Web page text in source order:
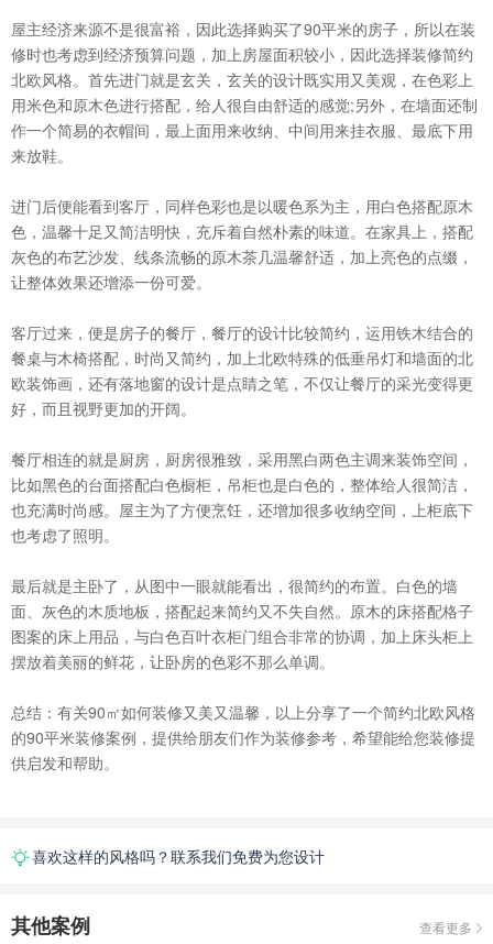
屋主经济来源不是很富裕，因此选择购买了90平米的房子，所以在装
修时也考虑到经济预算问题，加上房屋面积较小，因此选择装修简约
北欧风格。首先进门就是玄关，玄关的设计既实用又美观，在色彩上
用米色和原木色进行搭配，给人很自由舒适的感觉;另外，在墙面还制
作一个简易的衣帽间，最上面用来收纳、中间用来挂衣服、最底下用
来放鞋。
进门后便能看到客厅，同样色彩也是以暖色系为主，用白色搭配原木
色，温馨十足又简洁明快，充斥着自然朴素的味道。在家具上，搭配
灰色的布艺沙发、线条流畅的原木茶几温馨舒适，加上亮色的点缀，
让整体效果还增添一份可爱。
客厅过来，便是房子的餐厅，餐厅的设计比较简约，运用铁木结合的
餐桌与木椅搭配，时尚又简约，加上北欧特殊的低垂吊灯和墙面的北
欧装饰画，还有落地窗的设计是点睛之笔，不仅让餐厅的采光变得更
好，而且视野更加的开阔。
餐厅相连的就是厨房，厨房很雅致，采用黑白两色主调来装饰空间，
比如黑色的台面搭配白色橱柜，吊柜也是白色的，整体给人很简洁，
也充满时尚感。屋主为了方便烹饪，还增加很多收纳空间，上柜底下
也考虑了照明。
最后就是主卧了，从图中一眼就能看出，很简约的布置。白色的墙
面、灰色的木质地板，搭配起来简约又不失自然。原木的床搭配格子
图案的床上用品，与白色百叶衣柜门组合非常的协调，加上床头柜上
摆放着美丽的鲜花，让卧房的色彩不那么单调。
总结：有关90㎡如何装修又美又温馨，以上分享了一个简约北欧风格
的90平米装修案例，提供给朋友们作为装修参考，希望能给您装修提
供启发和帮助。
喜欢这样的风格吗？联系我们免费为您设计
其他案例 查看更多